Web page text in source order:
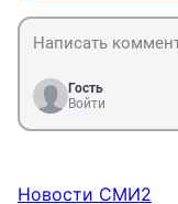
Гость
Войти
Новости СМИ2